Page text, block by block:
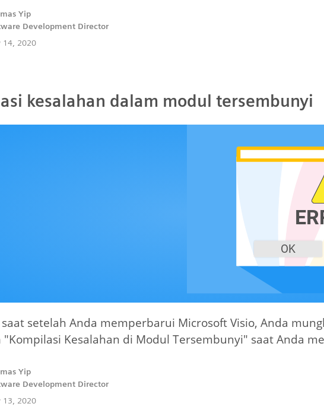
Yip
Development Director
14, 2020
kesalahan dalam modul tersembunyi
setelah Anda memperbarui Microsoft Visio, Anda
"Kompilasi Kesalahan di Modul Tersembunyi" saat Anda
Yip
Development Director
13, 2020